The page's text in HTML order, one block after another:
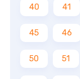
40 41
45 46
50 51